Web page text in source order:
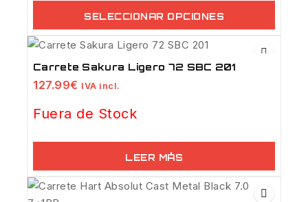
SELECCIONAR OPCIONES
Carrete Sakura Ligero 72 SBC 201
127.99€ IVA incl.
Fuera de Stock
LEER MÁS